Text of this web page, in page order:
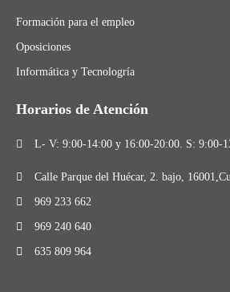
Formación para el empleo
Oposiciones
Informática y Tecnologría
Horarios de Atención
L- V: 9:00-14:00 y 16:00-20:00. S: 9:00-
Calle Parque del Huécar, 2. bajo,
969 233 662
969 240 640
635 809 964